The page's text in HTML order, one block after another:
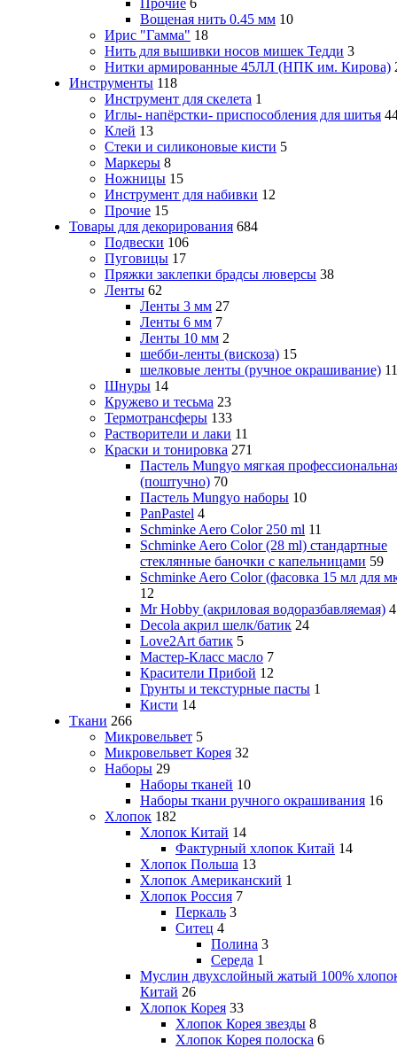
Прочие 6
Вощеная нить 0.45 мм 10
Ирис "Гамма" 18
Нить для вышивки носов мишек Тедди 3
Нитки армированные 45ЛЛ (НПК им. Кирова)
Инструменты 118
Инструмент для скелета 1
Иглы- напёрстки- приспособления для шитья
Клей 13
Стеки и силиконовые кисти 5
Маркеры 8
Ножницы 15
Инструмент для набивки 12
Прочие 15
Товары для декорирования 684
Подвески 106
Пуговицы 17
Пряжки заклепки брадсы люверсы 38
Ленты 62
Ленты 3 мм 27
Ленты 6 мм 7
Ленты 10 мм 2
шебби-ленты (вискоза) 15
шелковые ленты (ручное окрашивание) 11
Шнуры 14
Кружево и тесьма 23
Термотрансферы 133
Растворители и лаки 11
Краски и тонировка 271
Пастель Mungyo мягкая
(поштучно) 70
Пастель Mungyo наборы 10
PanPastel 4
Schminke Aero Color 250 ml 11
Schminke Aero Color (28 ml) стандартные
стеклянные баночки с капельницами 59
Schminke Aero Color (фасовка 15 мл для
12
Mr Hobby (акриловая водоразбавляемая)
Decola акрил шелк/батик 24
Love2Art батик 5
Мастер-Класс масло 7
Красители Прибой 12
Грунты и текстурные пасты 1
Кисти 14
Ткани 266
Микровельвет 5
Микровельвет Корея 32
Наборы 29
Наборы тканей 10
Наборы ткани ручного окрашивания 16
Хлопок 182
Хлопок Китай 14
Фактурный хлопок Китай 14
Хлопок Польша 13
Хлопок Американский 1
Хлопок Россия 7
Перкаль 3
Ситец 4
Полина 3
Середа 1
Муслин двухслойный жатый 100%
Китай 26
Хлопок Корея 33
Хлопок Корея звезды 8
Хлопок Корея полоска 6